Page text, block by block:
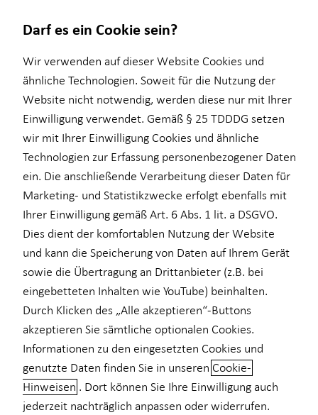
Ganzheitliche Beratung
Altersvorsorge
Private Krankenvorsorge
Einkommenssicherung
Kindervorsorge
Sach- und Vermögenssicherung
Über mich
Über HORBACH
Kundenportal
Initiativbewerbung
Margarete Julia Liebegall
Seniorberaterin
Anruf
margarete-julia.liebegall@horbach.de
Nikolaistraße 3 - 7
04109 Leipzig
+49 (152) 04202781
Darf es ein Cookie sein?
Wir verwenden auf dieser Website Cookies und
ähnliche Technologien. Soweit für die Nutzung der
Website nicht notwendig, werden diese nur mit Ihrer
Einwilligung verwendet. Gemäß § 25 TDDDG setzen
wir mit Ihrer Einwilligung Cookies und ähnliche
Technologien zur Erfassung personenbezogener Daten
ein. Die anschließende Verarbeitung dieser Daten für
Marketing- und Statistikzwecke erfolgt ebenfalls mit
Ihrer Einwilligung gemäß Art. 6 Abs. 1 lit. a DSGVO.
Dies dient der komfortablen Nutzung der Website
und kann die Speicherung von Daten auf Ihrem Gerät
sowie die Übertragung an Drittanbieter (z.B. bei
eingebetteten Inhalten wie YouTube) beinhalten.
Durch Klicken des „Alle akzeptieren“-Buttons
akzeptieren Sie sämtliche optionalen Cookies.
Informationen zu den eingesetzten Cookies und
genutzte Daten finden Sie in unseren Cookie-
Hinweisen . Dort können Sie Ihre Einwilligung auch
jederzeit nachträglich anpassen oder widerrufen.